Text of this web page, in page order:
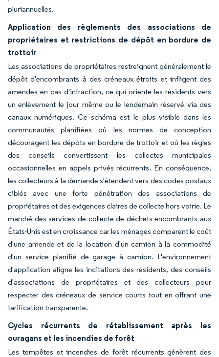
pluriannuelles.
Application des règlements des associations de
propriétaires et restrictions de dépôt en bordure de
trottoir
Les associations de propriétaires restreignent généralement le
dépôt d'encombrants à des créneaux étroits et infligent des
amendes en cas d'infraction, ce qui oriente les résidents vers
un enlèvement le jour même ou le lendemain réservé via des
canaux numériques. Ce schéma est le plus visible dans les
communautés planifiées où les normes de conception
découragent les dépôts en bordure de trottoir et où les règles
des conseils convertissent les collectes municipales
occasionnelles en appels privés récurrents. En conséquence,
les collecteurs à la demande s'étendent vers des codes postaux
ciblés avec une forte pénétration des associations de
propriétaires et des exigences claires de collecte hors voirie. Le
marché des services de collecte de déchets encombrants aux
États-Unis est en croissance car les ménages comparent le coût
d'une amende et de la location d'un camion à la commodité
d'un service planifié de garage à camion. L'environnement
d'application aligne les incitations des résidents, des conseils
d'associations de propriétaires et des collecteurs pour
respecter des créneaux de service courts tout en offrant une
tarification transparente.
Cycles récurrents de rétablissement après les
ouragans et les incendies de forêt
Les tempêtes et incendies de forêt récurrents génèrent des